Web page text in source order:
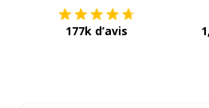
177k d’avis